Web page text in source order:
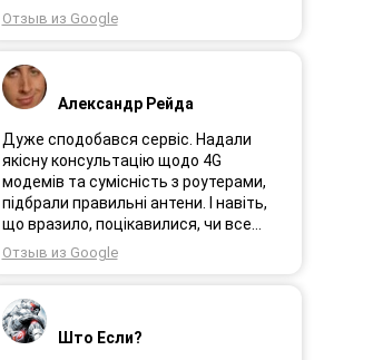
був дуже слабким або взагалі
відсутній. І ось я в Інтернеті побачила
підкорило це тестовий період 1 міс, я
вирішила спробувати ще раз.
Надіслала заявку зімною зв’язалася
менеджер Олеся дуже привітна
дівчина розповіла все детально і
порадила хороший пристрій.
Замовлення прийшло через день і я
поїхала встановлювати інтернет.
Олеся була на зв’язоку і все
допомагала. І ось інтернет працює як
вмісті все супер. Я дуже задоволена.
Дякую менеджеру Олесі яка
Отзыв из Google
Александр Рейда
Дуже сподобався сервіс. Надали
якісну консультацію щодо 4G
модемів та сумісність з роутерами,
підбрали правильні антени. І навіть,
що вразило, поцікавилися, чи все
гаразд після впровадження
обладнання в експлуатацію та чи
Дуже рекомендую!
Отзыв из Google
Што Если?